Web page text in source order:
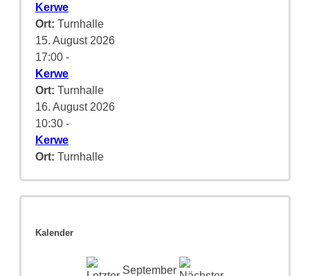
Kerwe
Ort: Turnhalle
15. August 2026
17:00 -
Kerwe
Ort: Turnhalle
16. August 2026
10:30 -
Kerwe
Ort: Turnhalle
Kalender
September